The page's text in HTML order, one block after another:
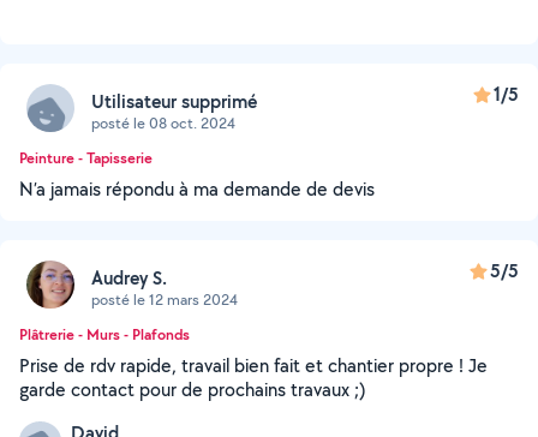
Utilisateur supprimé
posté le 08 oct. 2024
1/5
Peinture - Tapisserie
N’a jamais répondu à ma demande de devis
Audrey S.
posté le 12 mars 2024
5/5
Plâtrerie - Murs - Plafonds
Prise de rdv rapide, travail bien fait et chantier propre ! Je
garde contact pour de prochains travaux ;)